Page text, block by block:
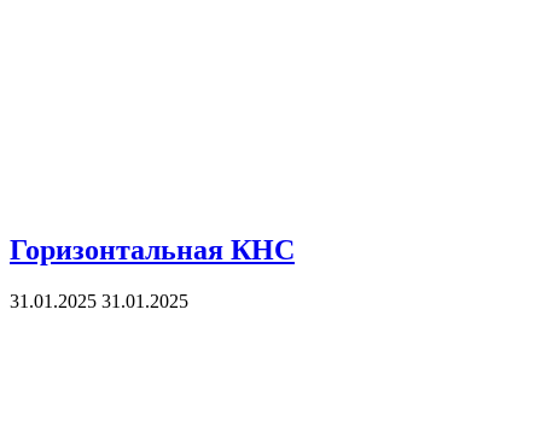
Горизонтальная КНС
31.01.2025 31.01.2025